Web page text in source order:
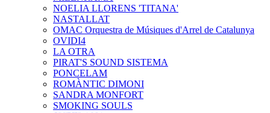
NOELIA LLORENS 'TITANA'
NASTALLAT
OMAC Orquestra de Músiques d'Arrel de Catalunya
OVIDI4
LA OTRA
PIRAT'S SOUND SISTEMA
PONCELAM
ROMÀNTIC DIMONI
SANDRA MONFORT
SMOKING SOULS